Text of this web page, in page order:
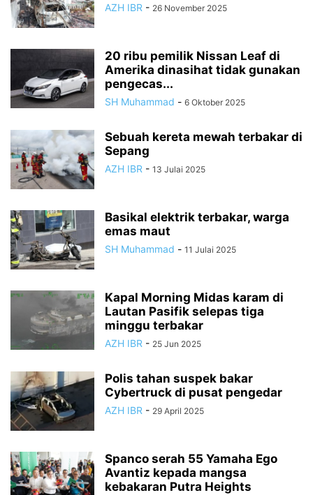
AZH IBR - 26 November 2025
20 ribu pemilik Nissan Leaf di
Amerika dinasihat tidak gunakan
pengecas...
SH Muhammad - 6 Oktober 2025
Sebuah kereta mewah terbakar di
Sepang
AZH IBR - 13 Julai 2025
Basikal elektrik terbakar, warga
emas maut
SH Muhammad - 11 Julai 2025
Kapal Morning Midas karam di
Lautan Pasifik selepas tiga
minggu terbakar
AZH IBR - 25 Jun 2025
Polis tahan suspek bakar
Cybertruck di pusat pengedar
AZH IBR - 29 April 2025
Spanco serah 55 Yamaha Ego
Avantiz kepada mangsa
kebakaran Putra Heights